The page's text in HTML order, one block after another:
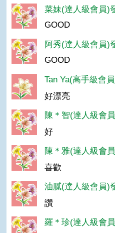
菜妹(達人級會員)
GOOD
阿秀(達人級會員)
GOOD
Tan Ya(高手級會
好漂亮
陳＊智(達人級會
好
陳＊雅(達人級會
喜歡
油膩(達人級會員)
讚
羅＊珍(達人級會